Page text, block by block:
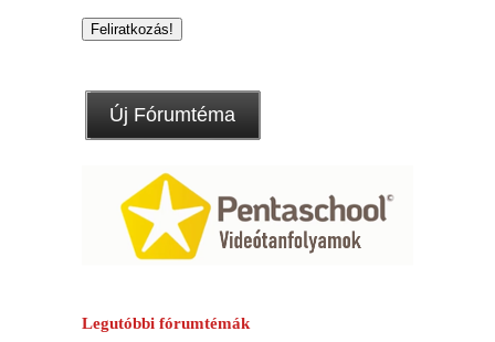
Új Fórumtéma
Legutóbbi fórumtémák